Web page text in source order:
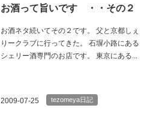
お酒って旨いです ・・その２
お酒ネタ続いてその２です。 父と京都しぇ
りークラブに行ってきた。 石塀小路にある
シェリー酒専門のお店です。 東京にある...
2009-07-25 tezomeya日記